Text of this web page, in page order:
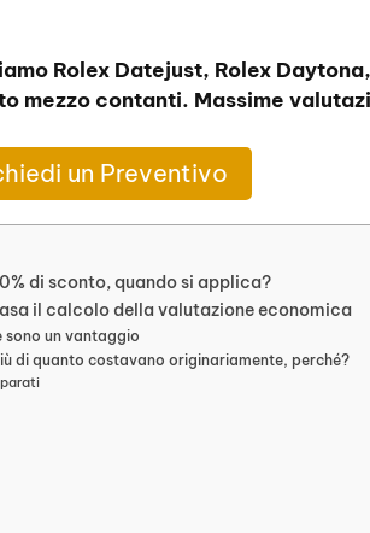
Rolex Datejust, Rolex
mezzo contanti. Massime
un Preventivo
di sconto, quando si applica?
il calcolo della valutazione economica
sono un vantaggio
di quanto costavano originariamente, perché?